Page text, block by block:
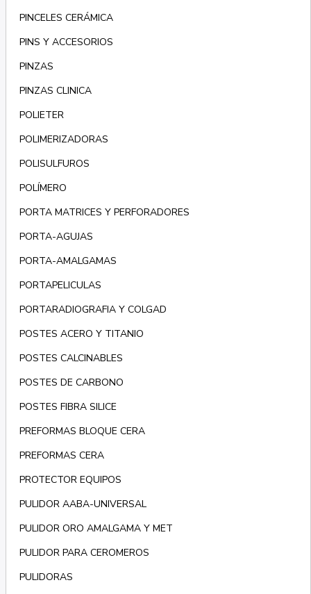
PINCELES CERÁMICA
PINS Y ACCESORIOS
PINZAS
PINZAS CLINICA
POLIETER
POLIMERIZADORAS
POLISULFUROS
POLÍMERO
PORTA MATRICES Y PERFORADORES
PORTA-AGUJAS
PORTA-AMALGAMAS
PORTAPELICULAS
PORTARADIOGRAFIA Y COLGAD
POSTES ACERO Y TITANIO
POSTES CALCINABLES
POSTES DE CARBONO
POSTES FIBRA SILICE
PREFORMAS BLOQUE CERA
PREFORMAS CERA
PROTECTOR EQUIPOS
PULIDOR AABA-UNIVERSAL
PULIDOR ORO AMALGAMA Y MET
PULIDOR PARA CEROMEROS
PULIDORAS